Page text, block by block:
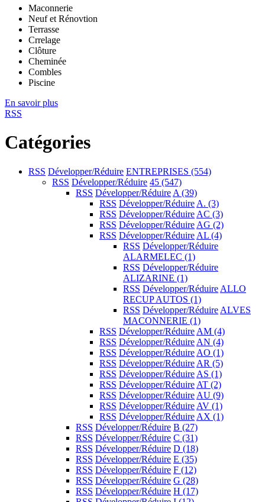
Maconnerie
Neuf et Rénovtion
Terrasse
Crrelage
Clôture
Cheminée
Combles
Piscine
En savoir plus
RSS
Catégories
RSS Développer/Réduire ENTREPRISES (554)
RSS Développer/Réduire 45 (547)
RSS Développer/Réduire A (39)
RSS Développer/Réduire A. (3)
RSS Développer/Réduire AC (3)
RSS Développer/Réduire AG (2)
RSS Développer/Réduire AL (4)
RSS Développer/Réduire
ALARMELEC (1)
RSS Développer/Réduire
ALIZARINE (1)
RSS Développer/Réduire ALLO
RECUP AUTOS (1)
RSS Développer/Réduire ALVES
MACONNERIE (1)
RSS Développer/Réduire AM (4)
RSS Développer/Réduire AN (4)
RSS Développer/Réduire AO (1)
RSS Développer/Réduire AR (5)
RSS Développer/Réduire AS (1)
RSS Développer/Réduire AT (2)
RSS Développer/Réduire AU (9)
RSS Développer/Réduire AV (1)
RSS Développer/Réduire AX (1)
RSS Développer/Réduire B (27)
RSS Développer/Réduire C (31)
RSS Développer/Réduire D (18)
RSS Développer/Réduire E (35)
RSS Développer/Réduire F (12)
RSS Développer/Réduire G (28)
RSS Développer/Réduire H (17)